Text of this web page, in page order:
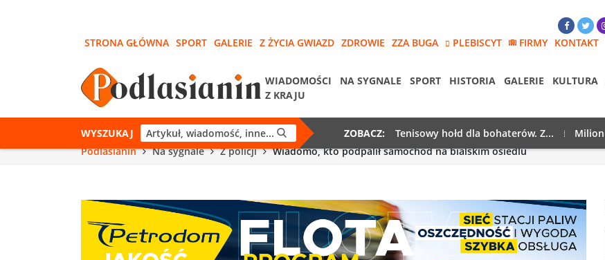
STRONA GŁÓWNA SPORT GALERIE Z ŻYCIA GWIAZD ZDROWIE ZZA BUGA PLEBISCYT FIRMY KONTAKT
WIADOMOŚCI NA SYGNALE SPORT HISTORIA GALERIE KULTURA
Z KRAJU
WYSZUKAJ ZOBACZ: Tenisowy hołd dla bohaterów. Z...
Podlasianin
Na sygnale Z policji Wiadomo, kto podpalił samochód na bialskim osiedlu